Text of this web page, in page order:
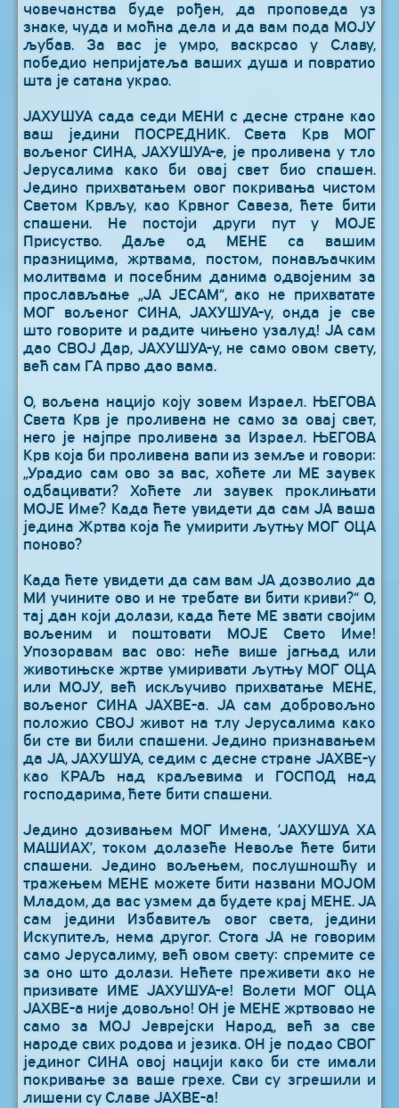
човечанства буде рођен, да проповеда уз
знаке, чуда и моћна дела и да вам пода МОЈУ
љубав. За вас је умро, васкрсао у Славу,
победио непријатеља ваших душа и повратио
шта је сатана украо.
ЈАХУШУА сада седи МЕНИ с десне стране као
ваш једини ПОСРЕДНИК. Света Крв МОГ
вољеног СИНА, ЈАХУШУА-е, је проливена у тло
Јерусалима како би овај свет био спашен.
Једино прихватањем овог покривања чистом
Светом Крвљу, као Крвног Савеза, ћете бити
спашени. Не постоји други пут у МОЈЕ
Присуство. Даље од МЕНЕ са вашим
празницима, жртвама, постом, понављачким
молитвама и посебним данима одвојеним за
прослављање „ЈА ЈЕСАМ“, ако не прихватате
МОГ вољеног СИНА, ЈАХУШУА-у, онда је све
што говорите и радите чињено узалуд! ЈА сам
дао СВОЈ Дар, ЈАХУШУА-у, не само овом свету,
већ сам ГА прво дао вама.
О, вољена нацијо коју зовем Израел. ЊЕГОВА
Света Крв је проливена не само за овај свет,
него је најпре проливена за Израел. ЊЕГОВА
Крв која би проливена вапи из земље и говори:
„Урадио сам ово за вас, хоћете ли МЕ заувек
одбацивати? Хоћете ли заувек проклињати
МОЈЕ Име? Када ћете увидети да сам ЈА ваша
једина Жртва која ће умирити љутњу МОГ ОЦА
поново?
Када ћете увидети да сам вам ЈА дозволио да
МИ учините ово и не требате ви бити криви?“ О,
тај дан који долази, када ћете МЕ звати својим
вољеним и поштовати МОЈЕ Свето Име!
Упозоравам вас ово: неће више јагњад или
животињске жртве умиривати љутњу МОГ ОЦА
или МОЈУ, већ искључиво прихватање МЕНЕ,
вољеног СИНА ЈАХВЕ-а. ЈА сам добровољно
положио СВОЈ живот на тлу Јерусалима како
би сте ви били спашени. Једино признавањем
да ЈА, ЈАХУШУА, седим с десне стране ЈАХВЕ-у
као КРАЉ над краљевима и ГОСПОД над
господарима, ћете бити спашени.
Једино дозивањем МОГ Имена, ’ЈАХУШУА ХА
МАШИАХ’, током долазеће Невоље ћете бити
спашени. Једино вољењем, послушношћу и
тражењем МЕНЕ можете бити названи МОЈОМ
Младом, да вас узмем да будете крај МЕНЕ. ЈА
сам једини Избавитељ овог света, једини
Искупитељ, нема другог. Стога ЈА не говорим
само Јерусалиму, већ овом свету: спремите се
за оно што долази. Нећете преживети ако не
призивате ИМЕ ЈАХУШУА-е! Волети МОГ ОЦА
ЈАХВЕ-а није довољно! ОН је МЕНЕ жртвовао не
само за МОЈ Јеврејски Народ, већ за све
народе свих родова и језика. ОН је подао СВОГ
јединог СИНА овој нацији како би сте имали
покривање за ваше грехе. Сви су згрешили и
лишени су Славе ЈАХВЕ-а!